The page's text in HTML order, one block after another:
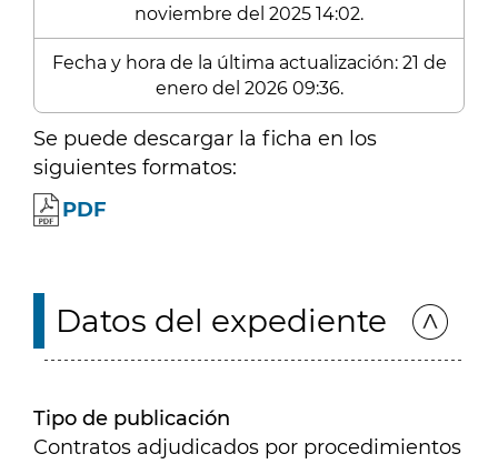
noviembre del 2025 14:02.
Fecha y hora de la última actualización: 21 de
enero del 2026 09:36.
Se puede descargar la ficha en los
siguientes formatos:
PDF
Datos del expediente
Tipo de publicación
Contratos adjudicados por procedimientos